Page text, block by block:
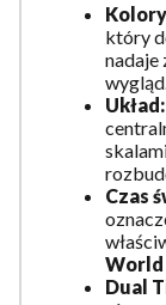
który
nadaje
wygląd.
Układ:
Czas
World
Dual